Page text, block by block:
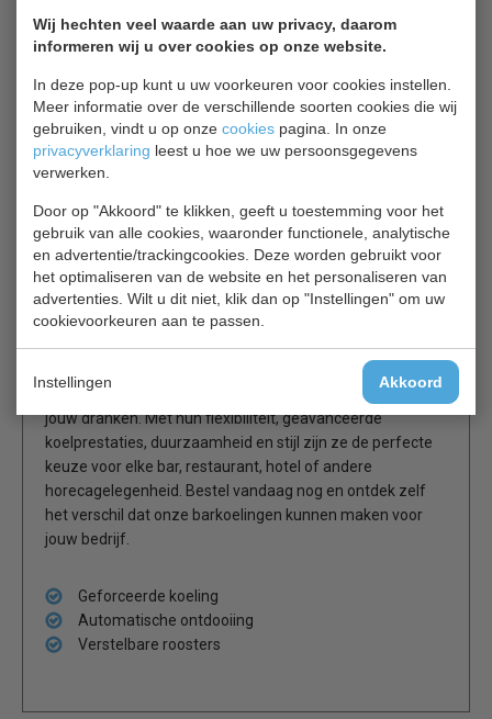
Wij hechten veel waarde aan uw privacy, daarom
informeren wij u over cookies op onze website.
In deze pop-up kunt u uw voorkeuren voor cookies instellen.
Meer informatie over de verschillende soorten cookies die wij
gebruiken, vindt u op onze cookies pagina. In onze
privacyverklaring leest u hoe we uw persoonsgegevens
verwerken.
Door op "Akkoord" te klikken, geeft u toestemming voor het
gebruik van alle cookies, waaronder functionele, analytische
en advertentie/trackingcookies. Deze worden gebruikt voor
het optimaliseren van de website en het personaliseren van
advertenties. Wilt u dit niet, klik dan op "Instellingen" om uw
cookievoorkeuren aan te passen.
Instellingen Akkoord
het restaurant, onze barkoelingen zijn gebouwd om de
uitdagingen van de horeca aan te kunnen en betrouwbaar
Stijlvol en Professioneel
Naast functionaliteit bieden onze barkoelingen ook een
stijlvolle uitstraling die past bij elke professionele
omgeving. Met een strak en modern ontwerp voegen ze
een vleugje elegantie toe aan jouw bar of restaurant,
waardoor een professionele uitstraling wordt gecreëerd
die indruk maakt op zowel personeel als gasten.
Kies voor Kwaliteit
Investeer in de kwaliteit en betrouwbaarheid van
Combisteel barkoelingen en optimaliseer de opslag van
jouw dranken. Met hun flexibiliteit, geavanceerde
koelprestaties, duurzaamheid en stijl zijn ze de perfecte
keuze voor elke bar, restaurant, hotel of andere
horecagelegenheid. Bestel vandaag nog en ontdek zelf
het verschil dat onze barkoelingen kunnen maken voor
jouw bedrijf.
Geforceerde koeling
Automatische ontdooiing
Verstelbare roosters